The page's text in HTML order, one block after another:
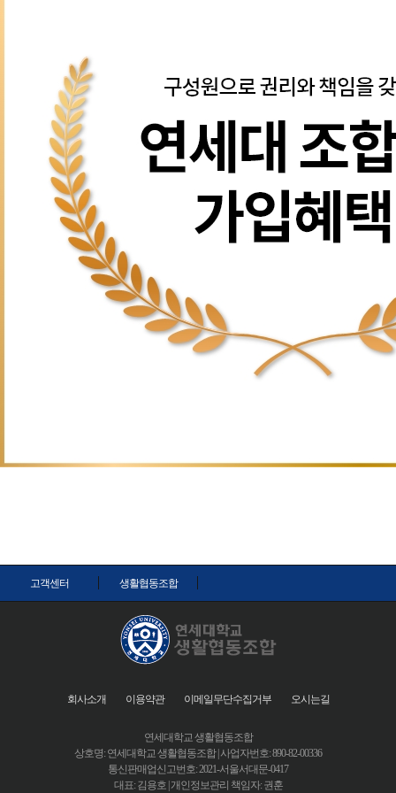
고객센터 생활협동조합
회사소개 이용약관 이메일무단수집거부 오시는길
연세대학교 생활협동조합
상호명: 연세대학교 생활협동조합 | 사업자번호: 890-82-00336
통신판매업신고번호: 2021-서울서대문-0417
대표: 김용호 | 개인정보관리 책임자: 권훈